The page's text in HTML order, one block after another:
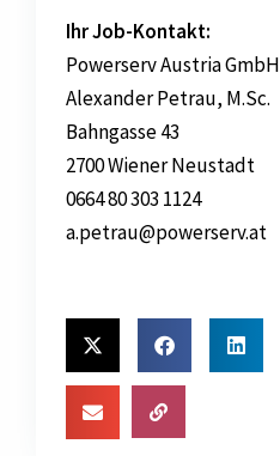
Ihr Job-Kontakt:
Powerserv Austria GmbH
Alexander Petrau, M.Sc.
Bahngasse 43
2700 Wiener Neustadt
0664 80 303 1124
a.petrau@powerserv.at